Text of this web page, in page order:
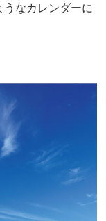
なカレンダーに